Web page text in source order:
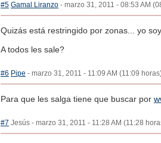
#5 Gamal Liranzo - marzo 31, 2011 - 08:53 AM
Quizás está restringido por zonas... yo
A todos les sale?
#6 Pipe - marzo 31, 2011 - 11:09 AM (11:09
Para que les salga tiene que buscar por
#7 Jesús - marzo 31, 2011 - 11:28 AM (11:28